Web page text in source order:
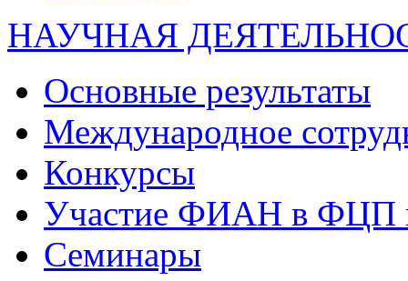
НАУЧНАЯ
Основные результаты
Международное
Конкурсы
Участие ФИАН в ФЦП
Семинары